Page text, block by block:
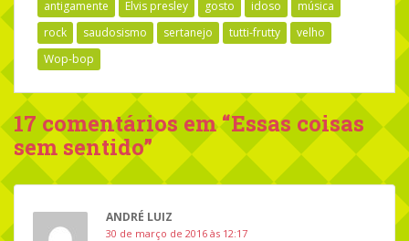
antigamente Elvis presley gosto idoso
música
rock
saudosismo sertanejo tutti-frutty
velho
Wop-bop
17 comentários em “Essas coisas
sem sentido”
ANDRÉ LUIZ
30 de março de 2016 às 12:17